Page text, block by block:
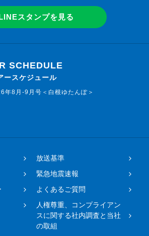
スタンプを見る
SCHEDULE
ースケジュール
年8月-9月号＜白根ゆたんぽ＞
放送基準
緊急地震速報
よくあるご質問
人権尊重、コンプライアン
スに関する社内調査と当社
の取組